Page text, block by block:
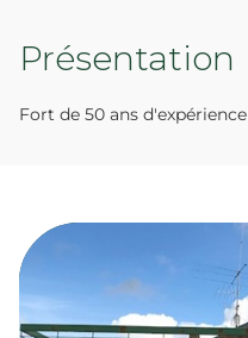
Présentation
Fort de 50 ans d'expérience